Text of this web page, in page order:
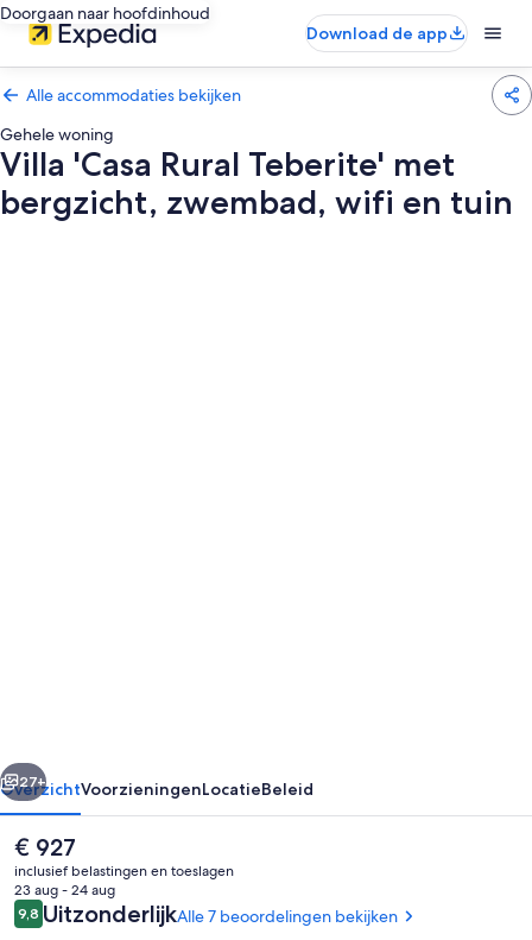
Doorgaan naar hoofdinhoud
Download de app
Alle accommodaties bekijken
Gehele woning
Villa 'Casa Rural Teberite' met
bergzicht, zwembad, wifi en tuin
zwembad,
wifi
en
tuin
Volgende
27+
OverzichtVoorzieningenLocatieBeleid
De
huidige
prijs
is
€ 927
€ 927
inclusief belastingen en toeslagen
23 aug - 24 aug
Beoordelingen
9,89,8 op 10 –
UitzonderlijkAlle 7 beoordelingen bekijken